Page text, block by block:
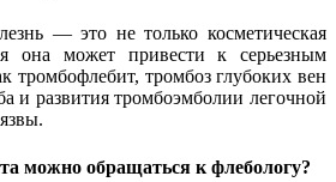
— это не только косметическая
она может привести к серьезным
тромбофлебит, тромбоз глубоких вен
и развития тромбоэмболии легочной
можно обращаться к флебологу?